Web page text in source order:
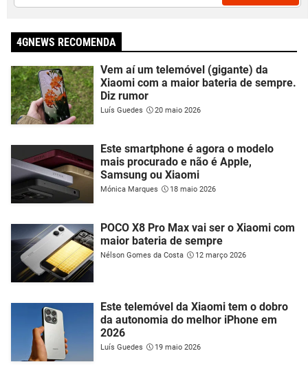
4GNEWS RECOMENDA
Vem aí um telemóvel (gigante) da
Xiaomi com a maior bateria de sempre.
Diz rumor
Luís Guedes 20 maio 2026
Este smartphone é agora o modelo
mais procurado e não é Apple,
Samsung ou Xiaomi
Mónica Marques 18 maio 2026
POCO X8 Pro Max vai ser o Xiaomi com
maior bateria de sempre
Nélson Gomes da Costa 12 março 2026
Este telemóvel da Xiaomi tem o dobro
da autonomia do melhor iPhone em
2026
Luís Guedes 19 maio 2026